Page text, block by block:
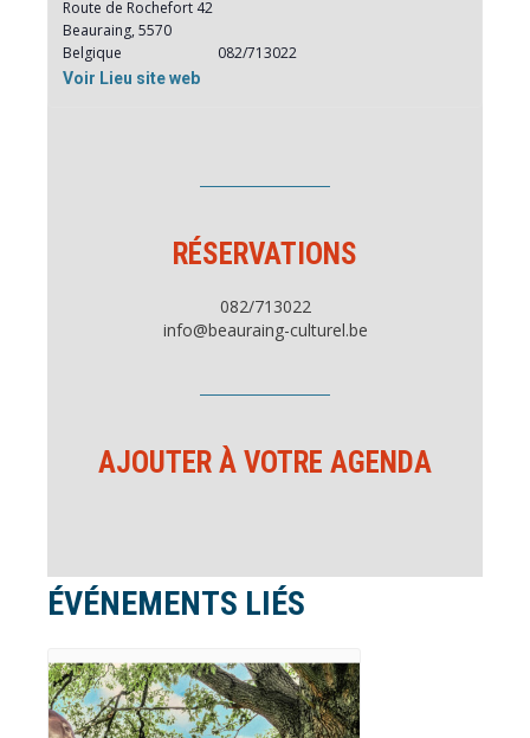
Route de Rochefort 42
Beauraing, 5570
Belgique
082/713022
Voir Lieu site web
RÉSERVATIONS
082/713022
info@beauraing-culturel.be
AJOUTER À VOTRE AGENDA
ÉVÉNEMENTS LIÉS